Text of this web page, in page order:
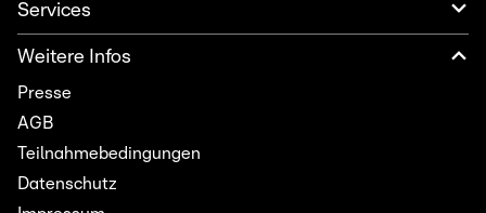
Services
Weitere Infos
Presse
AGB
Teilnahmebedingungen
Datenschutz